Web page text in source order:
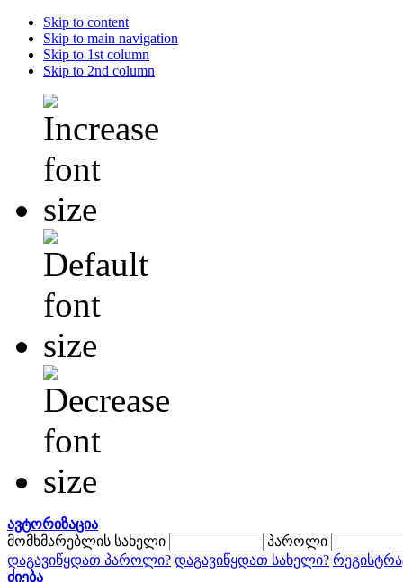
Skip to content
Skip to main navigation
Skip to 1st column
Skip to 2nd column
ავტორიზაცია
მომხმარებლის სახელი
პაროლი
დაგავიწყდათ პაროლი? დაგავიწყდათ სახელი?
ძიება